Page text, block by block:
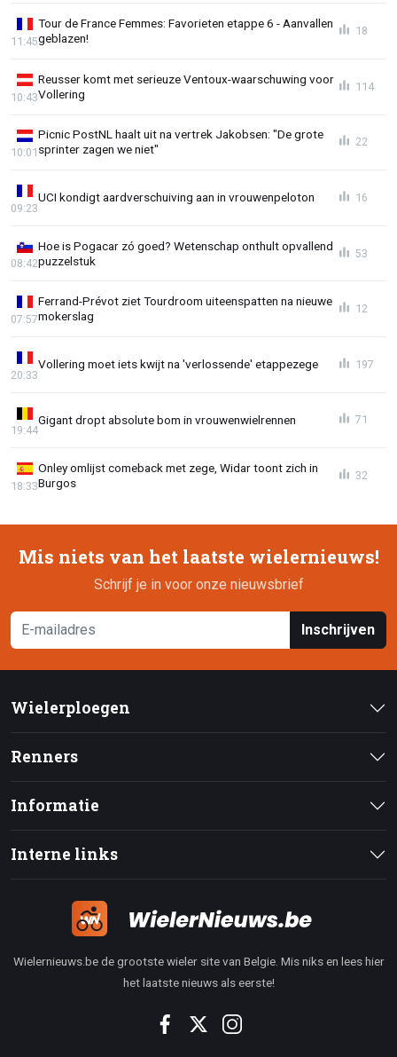
Tour de France Femmes: Favorieten etappe 6 - Aanvallen
geblazen!
11:45
18
Reusser komt met serieuze Ventoux-waarschuwing voor
Vollering
10:43
114
Picnic PostNL haalt uit na vertrek Jakobsen: "De grote
sprinter zagen we niet"
10:01
22
UCI kondigt aardverschuiving aan in vrouwenpeloton
09:23
16
Hoe is Pogacar zó goed? Wetenschap onthult opvallend
puzzelstuk
08:42
53
Ferrand-Prévot ziet Tourdroom uiteenspatten na nieuwe
mokerslag
07:57
12
Vollering moet iets kwijt na 'verlossende' etappezege
20:33
197
Gigant dropt absolute bom in vrouwenwielrennen
19:44
71
Onley omlijst comeback met zege, Widar toont zich in
Burgos
18:33
32
Mis niets van het laatste wielernieuws!
Schrijf je in voor onze nieuwsbrief
Inschrijven
Wielerploegen
Renners
Informatie
Interne links
Wielernieuws.be de grootste wieler site van Belgie. Mis niks en lees hier
het laatste nieuws als eerste!